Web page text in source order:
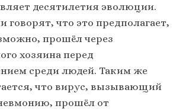
десятилетия эволюции.
говорят, что это предполагает,
прошёл через
хозяина перед
среди людей. Таким же
что вирус, вызывающий
прошёл от